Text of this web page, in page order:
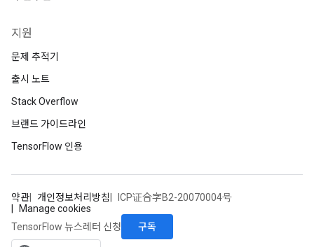
지원
문제 추적기
출시 노트
Stack Overflow
브랜드 가이드라인
TensorFlow 인용
약관 개인정보처리방침
ICP证合字B2-20070004号
Manage cookies
TensorFlow 뉴스레터 신청
구독